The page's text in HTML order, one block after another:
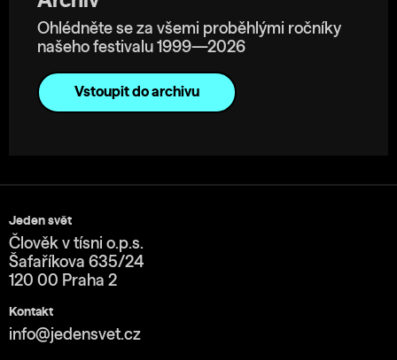
Ohlédněte se za všemi proběhlými ročníky
našeho festivalu 1999—2026
Vstoupit do archivu
Jeden svět
Člověk v tísni o.p.s.
Šafaříkova 635/24
120 00 Praha 2
Kontakt
info@jedensvet.cz